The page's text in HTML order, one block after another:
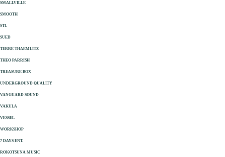
SMALLVILLE
SMOOTH
STL
SUED
TERRE THAEMLITZ
THEO PARRISH
TREASURE BOX
UNDERGROUND QUALITY
VANGUARD SOUND
VAKULA
VESSEL
WORKSHOP
7 DAYS ENT.
ROKOTSUNA MUSIC